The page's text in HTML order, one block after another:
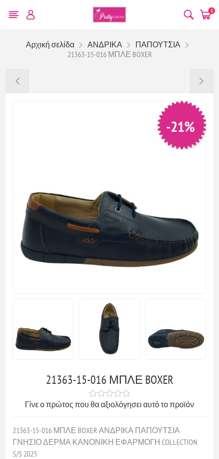
0
Αρχική σελίδα ΑΝΔΡΙΚΑ
ΠΑΠΟΥΤΣΙΑ
21363-15-016 ΜΠΛΕ BOXER
-21%
21363-15-016 ΜΠΛΕ BOXER
Γίνε ο πρώτος που θα αξιολόγησει αυτό το προϊόν
21363-15-016 ΜΠΛΕ BOXER ΑΝΔΡΙΚΑ ΠΑΠΟΥΤΣΙΑ
ΓΝΗΣΙΟ ΔΕΡΜΑ ΚΑΝΟΝΙΚΗ ΕΦΑΡΜΟΓΗ COLLECTION
S/S 2025